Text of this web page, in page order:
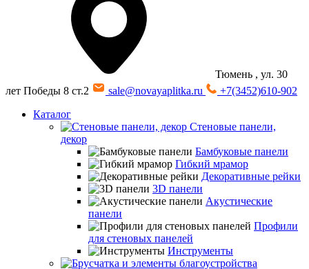
Тюмень , ул. 30
лет Победы 8 ст.2
sale@novayaplitka.ru
+7(3452)610-902
Каталог
Стеновые панели,
декор
Бамбуковые панели
Гибкий мрамор
Декоративные рейки
3D панели
Акустические
панели
Профили
для стеновых панелей
Инструменты